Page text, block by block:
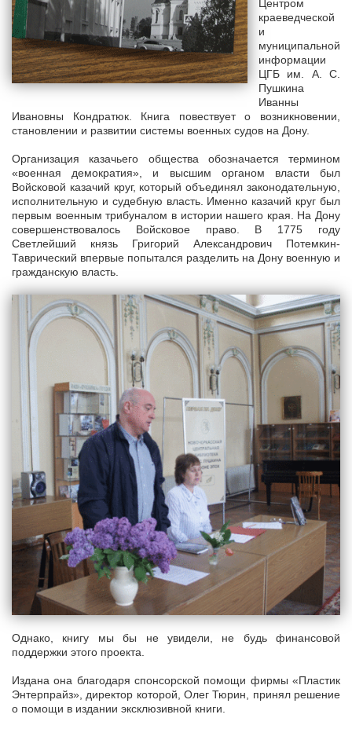
Центром
краеведческой
и
муниципальной
информации
ЦГБ им. А. С.
Пушкина
Иванны
Ивановны Кондратюк. Книга повествует о возникновении,
становлении и развитии системы военных судов на Дону.
Организация казачьего общества обозначается термином
«военная демократия», и высшим органом власти был
Войсковой казачий круг, который объединял законодательную,
исполнительную и судебную власть. Именно казачий круг был
первым военным трибуналом в истории нашего края. На Дону
совершенствовалось Войсковое право. В 1775 году
Светлейший князь Григорий Александрович Потемкин-
Таврический впервые попытался разделить на Дону военную и
гражданскую власть.
Однако, книгу мы бы не увидели, не будь финансовой
поддержки этого проекта.
Издана она благодаря спонсорской помощи фирмы «Пластик
Энтерпрайз», директор которой, Олег Тюрин, принял решение
о помощи в издании эксклюзивной книги.